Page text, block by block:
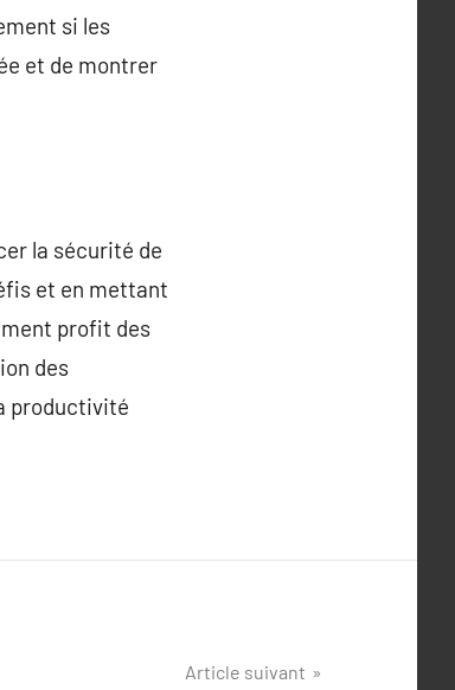
si les
et de montrer
la sécurité de
et en mettant
profit des
des
productivité
Article suivant